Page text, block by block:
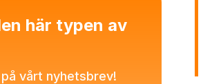
här typen av
vårt nyhetsbrev!